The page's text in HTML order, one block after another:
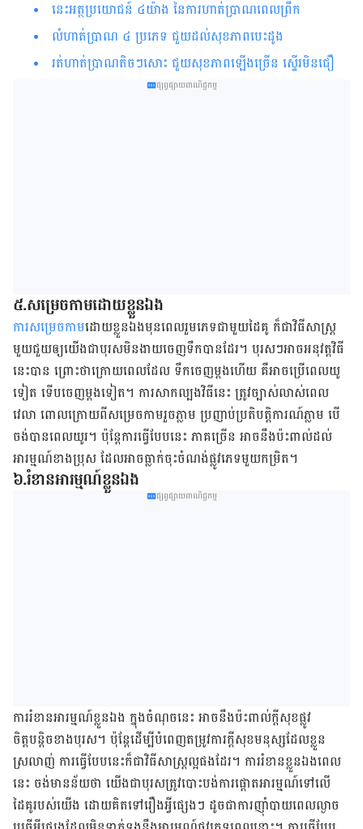
នេះអត្ថប្រយោជន៍ ៤យ៉ាង នៃការហាត់ប្រាណពេលព្រឹក
លំហាត់​ប្រាណ ៤ ប្រភេទ ជួយ​ដល់​សុខ​ភាពបេះដូង
រត់​ហាត់​ប្រាណ​តិចៗ​សោះ ជួយ​សុខភាព​ឡើងច្រើន ស្ទើរ​មិន​ជឿ
ផ្សព្វផ្សាយពាណិជ្ជកម្ម
៥.សម្រេចកាមដោយខ្លួនឯង
ការសម្រេចកាមដោយខ្លួនឯងមុនពេលរួមភេទជាមួយដៃគូ ក៏ជាវិធីសាស្ដ្រ
មួយជួយឲ្យយើងជាបុរសមិន​ងាយ​ចេញទឹកបានដែរ។ បុរសៗអាចអនុវត្ដវិធី
នេះបាន ព្រោះថាក្រោយពេលដែល ទឹកចេញម្ដងហើយ គឺអាចប្រើពេលយូ
ទៀត ទើបចេញម្ដងទៀត។ ការសាកល្បងវិធីនេះ ត្រូវច្បាស់លាស់ពេល
វេលា ពោលក្រោយពីសម្រេចកាមរួចភ្លាម ប្រញាប់ប្រតិបត្ដិការណ៍ភ្លាម បើ
ចង់បានពេលយូរ។ ប៉ុន្ដែការធ្វើបែបនេះ ភាគច្រើន អាចនឹងប៉ះពាល់ដល់
អារម្មណ៍ខាងប្រុស ដែលអាចធ្លាក់ចុះ​ចំណង់ផ្លូវភេទមួយកម្រិត។
៦.រំខានអារម្មណ៍ខ្លួនឯង
ផ្សព្វផ្សាយពាណិជ្ជកម្ម
ការរំខានអារម្មណ៍ខ្លួនឯង ក្នុងចំណុចនេះ អាចនឹងប៉ះពាល់ក្ដីសុខផ្លូវ
ចិត្ដបន្ដិចខាងបុរស។ ប៉ុន្ដែដើម្បីបំពេញតម្រូវ​​ការក្ដីសុខមនុស្សដែលខ្លួន
ស្រលាញ់ ការធ្វើបែបនេះក៏ជាវិធីសាស្ដ្រល្អផងដែរ។ ការរំខានខ្លួនឯងពេល
នេះ ចង់មាន​ន័យ​ថា យើងជាបុរសត្រូវបោះបង់ការផ្ដោតអារម្មណ៍ទៅលើ
ដៃគូរបស់យើង ដោយគិតទៅរឿងអ្វីផ្សេងៗ ដូចជាការញ៉ាំបាយពេលល្ងាច​